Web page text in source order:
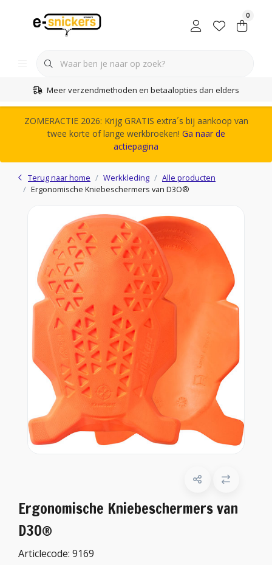
0
Meer verzendmethoden en betaalopties dan elders
ZOMERACTIE 2026: Krijg GRATIS extra´s bij aankoop van
twee korte of lange werkbroeken! Ga naar de
actiepagina
Terug naar home Werkkleding
Alle producten
Ergonomische Kniebeschermers van D3O®
Ergonomische Kniebeschermers van
D3O®
Articlecode: 9169